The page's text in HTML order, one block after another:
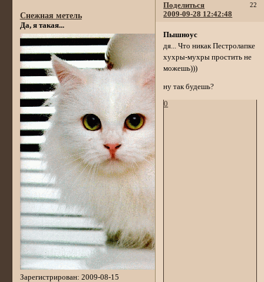
Поделиться 22
2009-09-28 12:42:48
Снежная метель
Да, я такая...
Зарегистрирован: 2009-08-15
Пышноус
дя... Что никак Пестролапке
хухры-мухры простить не
можешь)))
ну так будешь?
0